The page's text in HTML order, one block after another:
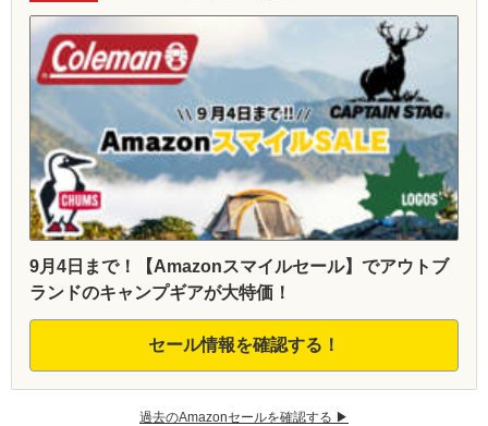
9月4日まで！【Amazonスマイルセール】でアウトブ
ランドのキャンプギアが大特価！
セール情報を確認する！
過去のAmazonセールを確認する ▶︎